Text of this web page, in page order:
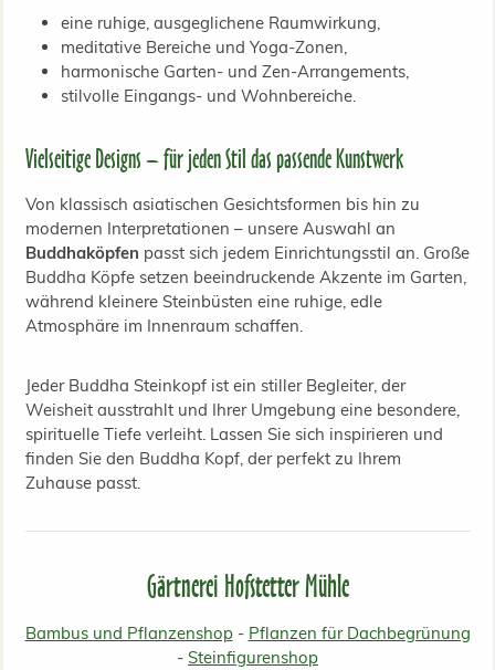
eine ruhige, ausgeglichene Raumwirkung,
meditative Bereiche und Yoga-Zonen,
harmonische Garten- und Zen-Arrangements,
stilvolle Eingangs- und Wohnbereiche.
Vielseitige Designs – für jeden Stil das passende Kunstwerk
Von klassisch asiatischen Gesichtsformen bis hin zu
modernen Interpretationen – unsere Auswahl an
Buddhaköpfen passt sich jedem Einrichtungsstil an. Große
Buddha Köpfe setzen beeindruckende Akzente im Garten,
während kleinere Steinbüsten eine ruhige, edle
Atmosphäre im Innenraum schaffen.
Jeder Buddha Steinkopf ist ein stiller Begleiter, der
Weisheit ausstrahlt und Ihrer Umgebung eine besondere,
spirituelle Tiefe verleiht. Lassen Sie sich inspirieren und
finden Sie den Buddha Kopf, der perfekt zu Ihrem
Zuhause passt.
Gärtnerei Hofstetter Mühle
Bambus und Pflanzenshop- Pflanzen für Dachbegrünung
- Steinfigurenshop